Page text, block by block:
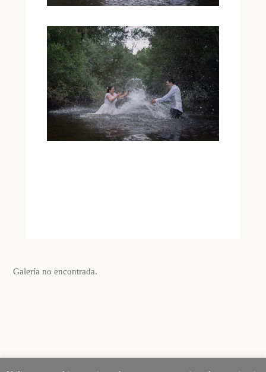
Galería no encontrada.